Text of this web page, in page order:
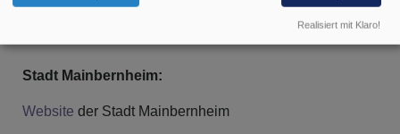
Katholische Kirchengemeinde Mainbernheim
Stadt Mainbernheim:
Website der Stadt Mainbernheim
Realisiert mit Klaro!